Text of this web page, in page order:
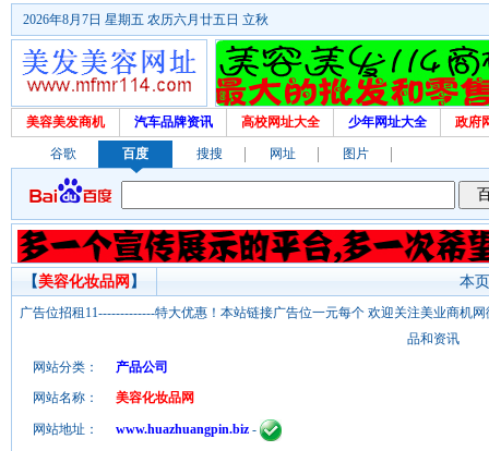
2026年8月7日 星期五 农历六月廿五日 立秋
美容美发商机 汽车品牌资讯 高校网址大全 少年网址大全 政府
谷歌 百度 搜搜 网址 图片
本
【美容化妆品网 】
广告位招租11-------------特大优惠！本站链接广告位一元每个 欢迎关注美业商机
品和资讯
网站分类：
产品公司
网站名称：
美容化妆品网
网站地址： www.huazhuangpin.biz -